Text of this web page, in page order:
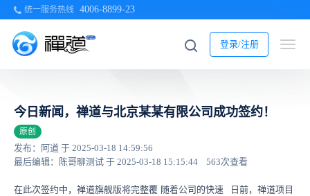
统一服务热线 4006-8899-23
登录/注册
今日新闻，禅道与北京某某有限公司成功签约！
原创
发布：阿道 于 2025-03-18 14:59:56
最后编辑：陈哥聊测试 于 2025-03-18 15:15:44
563次查看
日前，禅道项目
随着公司的快速
在此次签约中，禅道旗舰版将完整覆